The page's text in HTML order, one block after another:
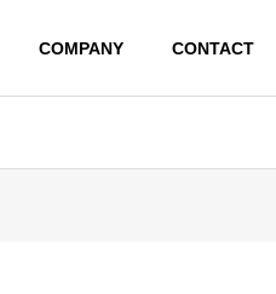
COMPANY CONTACT